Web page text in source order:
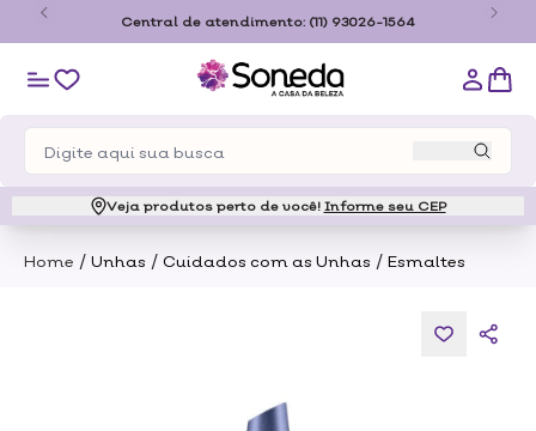
Central de atendimento: (11) 93026-1564
Veja produtos perto de você! Informe seu CEP
Home / Unhas / Cuidados com as Unhas / Esmaltes